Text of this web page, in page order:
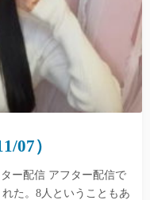
07）
ー配信 アフター配信で
た。8人ということもあ